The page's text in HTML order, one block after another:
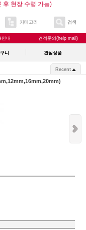
후 현장 수령 가능)
카테고리 검색
안내 견적문의(help mail)
니 관심상품
Recent